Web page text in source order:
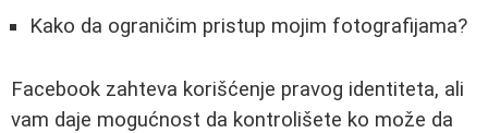
Kako da ograničim pristup mojim fotografijama?
Facebook zahteva korišćenje pravog identiteta, ali
vam daje mogućnost da kontrolišete ko može da